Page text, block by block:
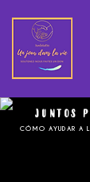
JUNTOS
CÓMO AYUDAR A